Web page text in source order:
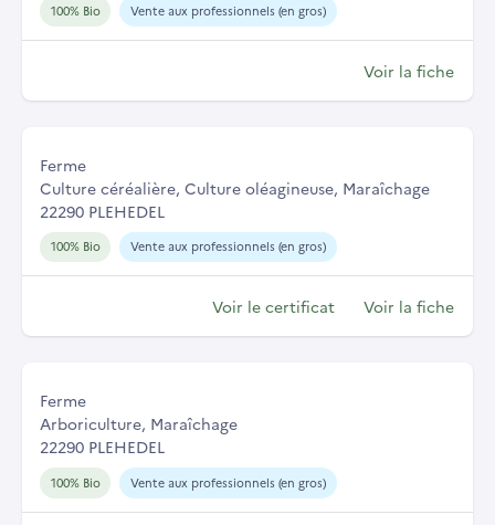
100% Bio Vente aux professionnels (en gros)
Voir la fiche
Ferme
Culture céréalière, Culture oléagineuse, Maraîchage
22290 PLEHEDEL
100% Bio Vente aux professionnels (en gros)
Voir le certificat Voir la fiche
Ferme
Arboriculture, Maraîchage
22290 PLEHEDEL
100% Bio Vente aux professionnels (en gros)